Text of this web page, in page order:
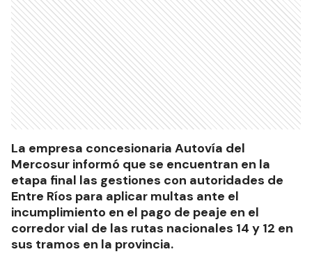
La empresa concesionaria Autovía del
Mercosur informó que se encuentran en la
etapa final las gestiones con autoridades de
Entre Ríos para aplicar multas ante el
incumplimiento en el pago de peaje en el
corredor vial de las rutas nacionales 14 y 12 en
sus tramos en la provincia.